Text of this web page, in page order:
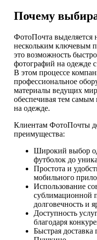
Почему
ФотоПочта выделяется
нескольким ключевым
это возможность быстро
фотографий на одежде
В этом процессе
профессиональное
материалы ведущих
обеспечивая тем самым
на одежде.
Клиентам ФотоПочты
преимущества:
Широкий выбор
футболок до
Простота и
мобильного
Использование
сублимационной
долговечность и
Доступность
благодаря
Быстрая